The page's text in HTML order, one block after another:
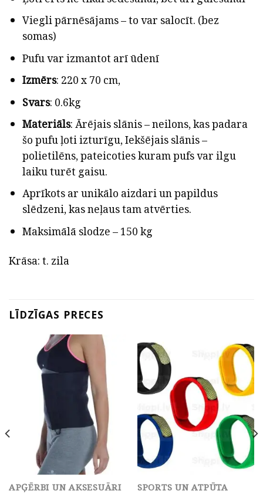
Viegli pārnēsājams – to var salocīt. (bez
somas)
Pufu var izmantot arī ūdenī
Izmērs: 220 x 70 cm,
Svars: 0.6kg
Materiāls: Ārējais slānis – neilons, kas padara
šo pufu ļoti izturīgu, Iekšējais slānis –
polietilēns, pateicoties kuram pufs var ilgu
laiku turēt gaisu.
Aprīkots ar unikālo aizdari un papildus
slēdzeni, kas neļaus tam atvērties.
Maksimālā slodze – 150 kg
Krāsa: t. zila
LĪDZĪGAS PRECES
APĢĒRBI UN AKSESUĀRI SPORTS UN ATPŪTA